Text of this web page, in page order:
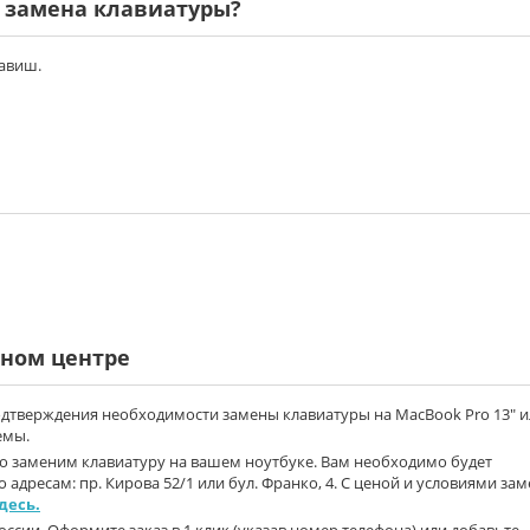
клавиатуры?
центре
необходимости замены клавиатуры на MacBook Pro 13"
клавиатуру на вашем ноутбуке. Вам необходимо будет
адресам: пр. Кирова 52/1 или бул. Франко, 4. С ценой и условиями